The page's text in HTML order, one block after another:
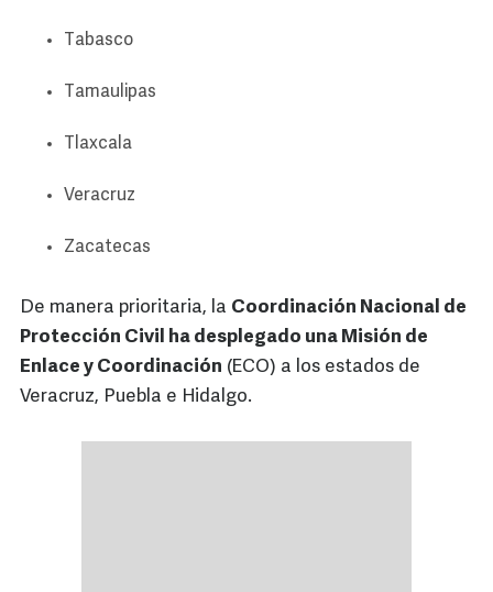
Tabasco
Tamaulipas
Tlaxcala
Veracruz
Zacatecas
De manera prioritaria, la Coordinación Nacional de
Protección Civil ha desplegado una Misión de
Enlace y Coordinación (ECO) a los estados de
Veracruz, Puebla e Hidalgo.